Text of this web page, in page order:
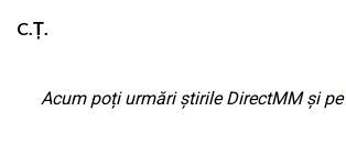
C.Ț.
Acum poți urmări știrile DirectMM și pe